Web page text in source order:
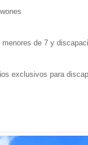
de 7 y
exclusivos para